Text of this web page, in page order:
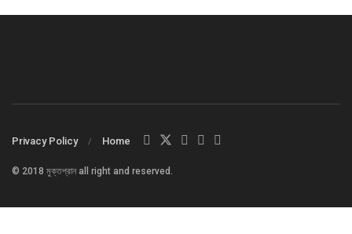
Privacy Policy Home
© 2018 মুক্তপ্রান all right and reserved.